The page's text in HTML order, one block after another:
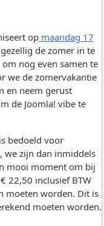
opmaandag 17
de zomer in te
nog even samen te
we de zomervakantie
en neem gerust
de Joomla! vibe te
bedoeld voor
we zijn dan inmiddels
mooi moment om bij
22,50 inclusief BTW
moeten worden. Dit is
moeten worden.